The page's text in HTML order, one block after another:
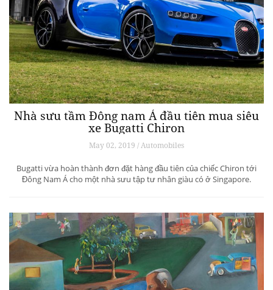
Nhà sưu tầm Đông nam Á đầu tiên mua siêu
xe Bugatti Chiron
May 02, 2019 / Automobiles
Bugatti vừa hoàn thành đơn đặt hàng đầu tiên của chiếc Chiron tới
Đông Nam Á cho một nhà sưu tập tư nhân giàu có ở Singapore.